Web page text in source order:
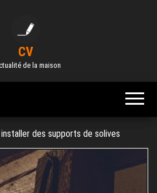
CV
de la maison
des supports de solives